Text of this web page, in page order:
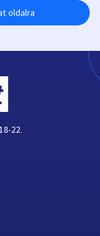
oldalra
22.